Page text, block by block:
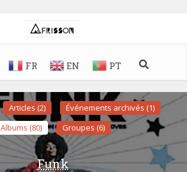
FR EN PT
Articles (2)
Événements archivés (1)
Albums (80)
Groupes (6)
Funk